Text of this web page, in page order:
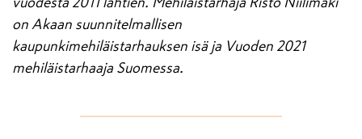
on Akaan suunnitelmallisen
kaupunkimehiläistarhauksen isä ja Vuoden 2021
mehiläistarhaaja Suomessa.